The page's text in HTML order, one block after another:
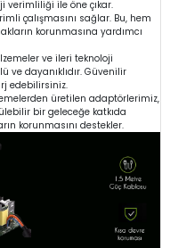
verimliliği ile öne çıkar.
çalışmasını sağlar. Bu, hem
korunmasına yardımcı
ve ileri teknoloji
ve dayanıklıdır. Güvenilir
edebilirsiniz.
üretilen adaptörlerimiz,
bir geleceğe katkıda
korunmasını destekler.